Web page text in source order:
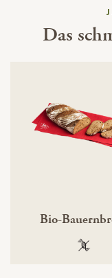
Das
Bio-
100 %